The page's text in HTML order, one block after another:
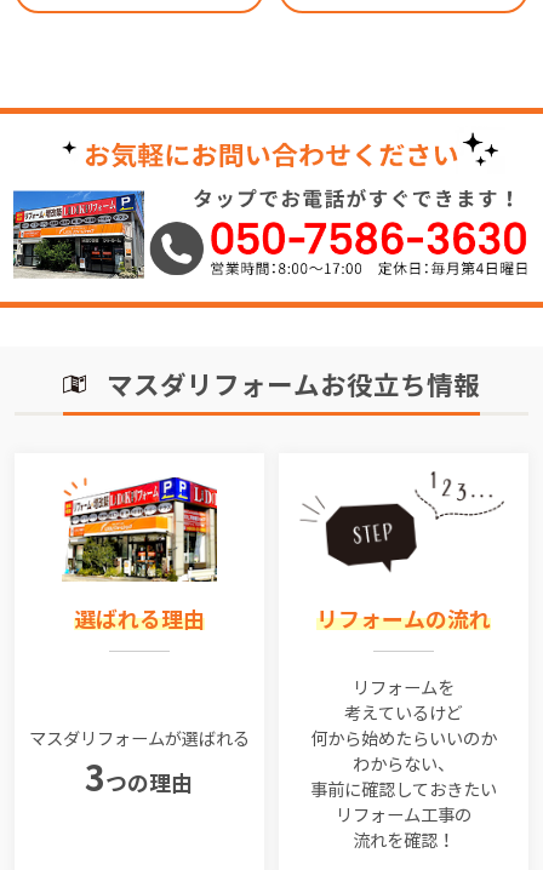
マスダリフォームお役立ち情報
選ばれる理由
マスダリフォームが選ばれる
3つの理由
リフォームの流れ
リフォームを
考えているけど
何から始めたらいいのか
わからない、
事前に確認しておきたい
リフォーム工事の
流れを確認！